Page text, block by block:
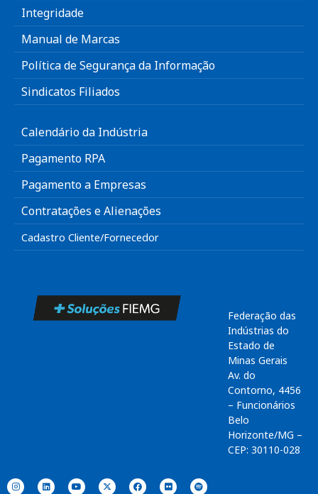
Integridade
Manual de Marcas
Política de Segurança da Informação
Sindicatos Filiados
Calendário da Indústria
Pagamento RPA
Pagamento a Empresas
Contratações e Alienações
Cadastro Cliente/Fornecedor
Federação das
Indústrias do
Estado de
Minas Gerais
Av. do
Contorno, 4456
– Funcionários
Belo
Horizonte/MG –
CEP: 30110-028